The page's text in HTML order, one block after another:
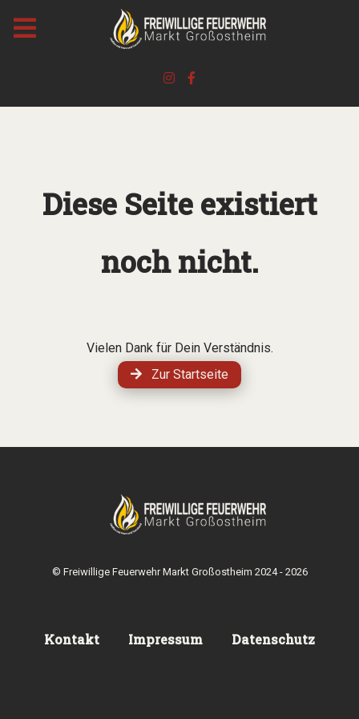
Diese Seite existiert
noch nicht.
Vielen Dank für Dein Verständnis.
Zur Startseite
© Freiwillige Feuerwehr Markt Großostheim 2024 - 2026
Kontakt Impressum Datenschutz